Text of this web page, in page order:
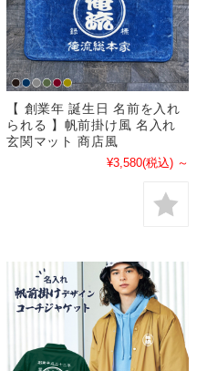
【 創業年 誕生日 名前を入れ
られる 】帆前掛け風 名入れ
玄関マット 商店風
¥3,580(税込) ～